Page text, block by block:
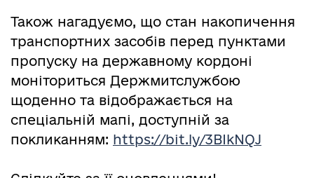
Також нагадуємо, що стан накопичення
транспортних засобів перед пунктами
пропуску на державному кордоні
моніториться Держмитслужбою
щоденно та відображається на
спеціальній мапі, доступній за
покликанням: https://bit.ly/3BIkNQJ